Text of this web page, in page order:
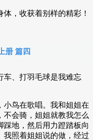
，收获着别样的精彩！
册 篇四
、打羽毛球是我难忘
鸟在歌唱。我和姐姐在
不会骑，姐姐就教我怎么
踩地，然后用力蹬踏板向
我照着姐姐说的做，经过